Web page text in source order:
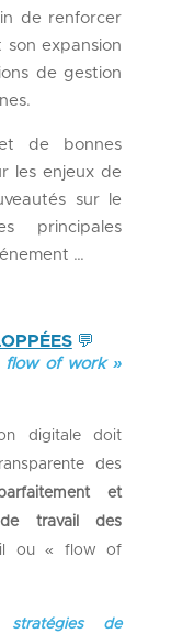
de renforcer
expansion
de gestion
et de bonnes
les enjeux de
sur le
principales
…
💬
flow of work »
digitale doit
des
et
travail des
ou « flow of
de